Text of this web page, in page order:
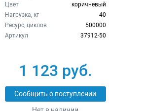
Цвет
коричневый
Нагрузка, кг
40
Ресурс, циклов
500000
Артикул
37912-50
1 123 руб.
Сообщить о поступлении